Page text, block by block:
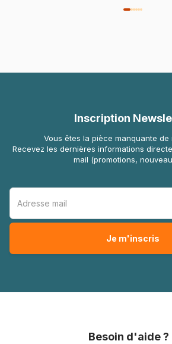
Inscription
Vous êtes la pièce manquante de
Recevez les dernières informations
mail (promotions,
Besoin d'aide ?